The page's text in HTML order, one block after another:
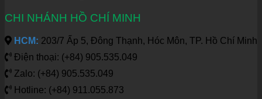
CHI NHÁNH HỒ CHÍ MINH
HCM: 203/7 Ấp 5, Đông Thạnh, Hóc Môn, TP. Hồ Chí Minh
Điện thoại: (+84) 905.535.049
Zalo: (+84) 905.535.049
Hotline: (+84) 911.055.873